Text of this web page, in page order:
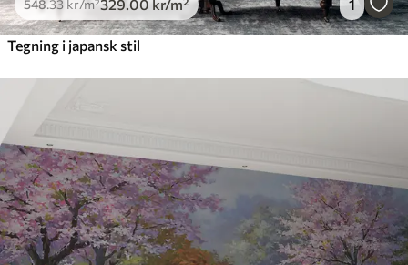
548.33kr/m²329.00 kr/m² 1
Tegning i japansk stil